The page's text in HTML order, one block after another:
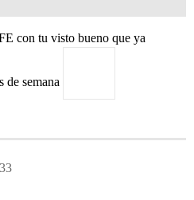
con tu visto bueno que ya
de semana